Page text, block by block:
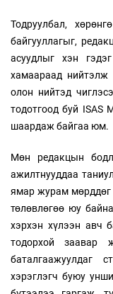
Тодруулбал,
байгууллагыг,
асуудлыг хэн
хамаараад нийтэлж
олон нийтэд
тодотгоод буй ISAS
шаардаж байгаа юм.
Мөн редакцын
ажилтнууддаа
ямар журам мөрддөг
төлөвлөгөө юу
хэрхэн хүлээн авч
тодорхой заавар
баталгаажуулдаг
хэрэглэгч буюу